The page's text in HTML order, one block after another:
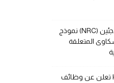
المجلس النرويجي للاجئين (NRC) نموذج
المتعلقة
منظمة HALO Trust تعلن عن وظائف